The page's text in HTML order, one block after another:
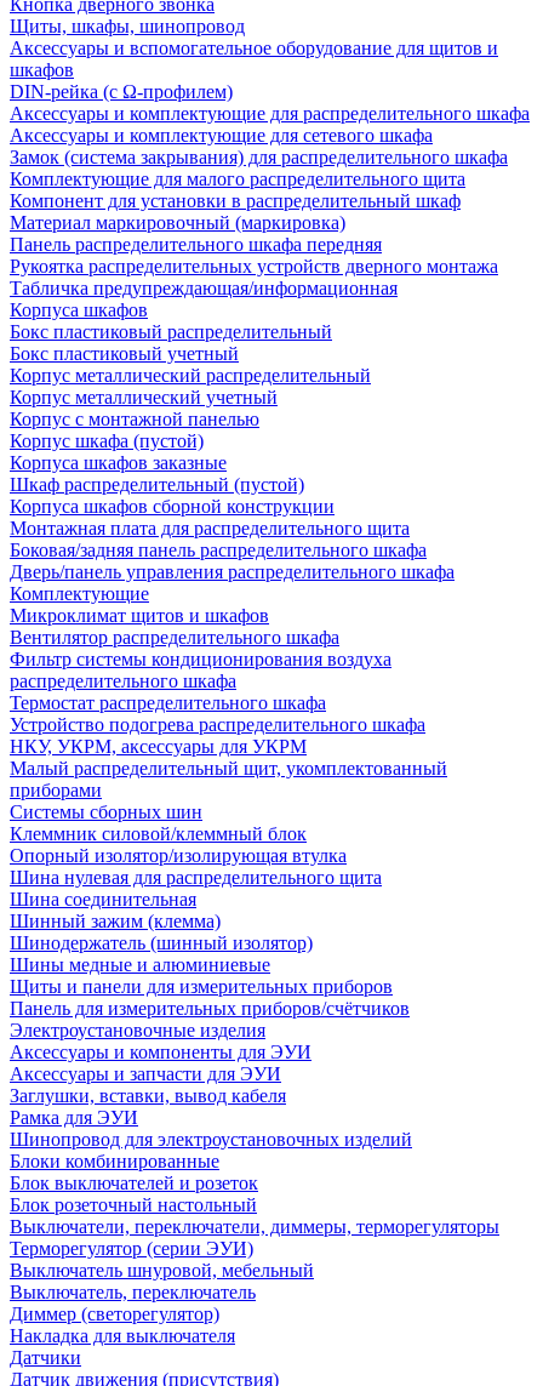
Кнопка дверного звонка
Щиты, шкафы, шинопровод
Аксессуары и вспомогательное оборудование для щитов и
шкафов
DIN-рейка (с Ω-профилем)
Аксессуары и комплектующие для распределительного шкафа
Аксессуары и комплектующие для сетевого шкафа
Замок (система закрывания) для распределительного шкафа
Комплектующие для малого распределительного щита
Компонент для установки в распределительный шкаф
Материал маркировочный (маркировка)
Панель распределительного шкафа передняя
Рукоятка распределительных устройств дверного монтажа
Табличка предупреждающая/информационная
Корпуса шкафов
Бокс пластиковый распределительный
Бокс пластиковый учетный
Корпус металлический распределительный
Корпус металлический учетный
Корпус с монтажной панелью
Корпус шкафа (пустой)
Корпуса шкафов заказные
Шкаф распределительный (пустой)
Корпуса шкафов сборной конструкции
Монтажная плата для распределительного щита
Боковая/задняя панель распределительного шкафа
Дверь/панель управления распределительного шкафа
Комплектующие
Микроклимат щитов и шкафов
Вентилятор распределительного шкафа
Фильтр системы кондиционирования воздуха
распределительного шкафа
Термостат распределительного шкафа
Устройство подогрева распределительного шкафа
НКУ, УКРМ, аксессуары для УКРМ
Малый распределительный щит, укомплектованный
приборами
Системы сборных шин
Клеммник силовой/клеммный блок
Опорный изолятор/изолирующая втулка
Шина нулевая для распределительного щита
Шина соединительная
Шинный зажим (клемма)
Шинодержатель (шинный изолятор)
Шины медные и алюминиевые
Щиты и панели для измерительных приборов
Панель для измерительных приборов/счётчиков
Электроустановочные изделия
Аксессуары и компоненты для ЭУИ
Аксессуары и запчасти для ЭУИ
Заглушки, вставки, вывод кабеля
Рамка для ЭУИ
Шинопровод для электроустановочных изделий
Блоки комбинированные
Блок выключателей и розеток
Блок розеточный настольный
Выключатели, переключатели, диммеры, терморегуляторы
Терморегулятор (серии ЭУИ)
Выключатель шнуровой, мебельный
Выключатель, переключатель
Диммер (светорегулятор)
Накладка для выключателя
Датчики
Датчик движения (присутствия)